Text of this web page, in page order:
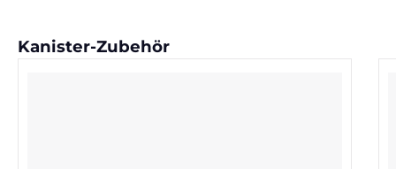
Produktgalerie überspringen
Kanister-Zubehör